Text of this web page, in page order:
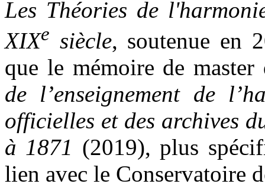
Les Théories de
XIXe siècle, soutenue en
que le mémoire de
de l’enseignement de
officielles et des archives
à 1871 (2019), plus
lien avec le Conservatoire